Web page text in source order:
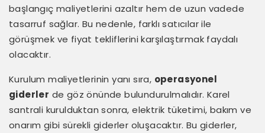
başlangıç maliyetlerini azaltır hem de uzun vadede
tasarruf sağlar. Bu nedenle, farklı satıcılar ile
görüşmek ve fiyat tekliflerini karşılaştırmak faydalı
olacaktır.
Kurulum maliyetlerinin yanı sıra, operasyonel
giderler de göz önünde bulundurulmalıdır. Karel
santrali kurulduktan sonra, elektrik tüketimi, bakım ve
onarım gibi sürekli giderler oluşacaktır. Bu giderler,